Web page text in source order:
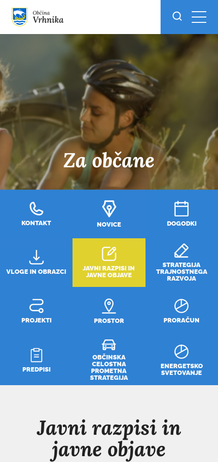
Skoči do osrednje vsebine
Za občane
KONTAKT NOVICE DOGODKI
VLOGE IN OBRAZCI
JAVNI RAZPISI IN
JAVNE OBJAVE
STRATEGIJA
TRAJNOSTNEGA
RAZVOJA
PROJEKTI PROSTOR PRORAČUN
PREDPISI
OBČINSKA
CELOSTNA
PROMETNA
STRATEGIJA
ENERGETSKO
SVETOVANJE
Javni razpisi in
javne objave